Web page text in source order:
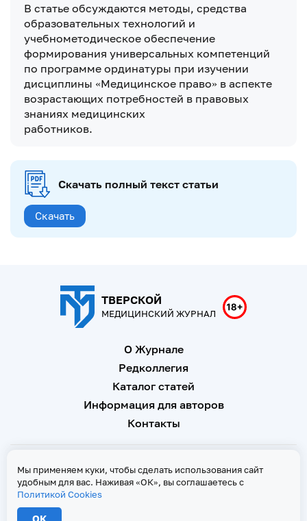
В статье обсуждаются методы, средства
образовательных технологий и
учебнометодическое обеспечение
формирования универсальных компетенций
по программе ординатуры при изучении
дисциплины «Медицинское право» в аспекте
возрастающих потребностей в правовых
знаниях медицинских
работников.
Скачать полный текст статьи
Скачать
ТВЕРСКОЙ
МЕДИЦИНСКИЙ ЖУРНАЛ
О Журнале
Редколлегия
Каталог статей
Информация для авторов
Контакты
Свидетельство о регистрации Эл № ФС 77 - 67146 от 16
сентября 2016 г
Мы применяем куки, чтобы сделать использования сайт
удобным для вас. Наживая «ОК», вы соглашаетесь с
Политикой Cookies
ОК